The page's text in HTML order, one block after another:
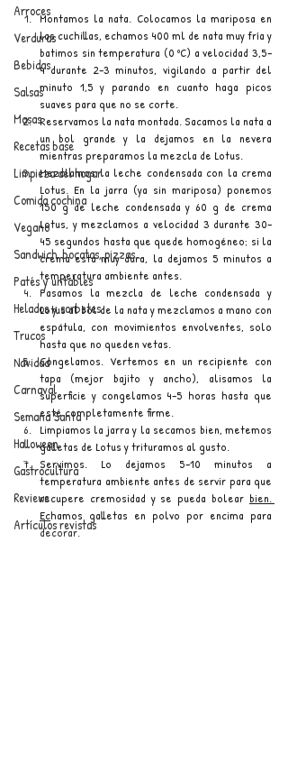
Arroces
Verduras
Bebidas
Salsas
Masas
Recetas base
Limpieza del hogar
Comida cochina
Vegano
Sandwich, bocatas, pizzas...
Patés y untables
Helados y sorbetes
Trucos
Navidad
Carnaval
Semana Santa
Halloween
Gastrocultura
Reviews
Artículos revistas
Montamos la nata. Colocamos la mariposa en
las cuchillas, echamos 400 ml de nata muy fría y
batimos sin temperatura (0 ºC) a velocidad 3,5–
4 durante 2–3 minutos, vigilando a partir del
minuto 1,5 y parando en cuanto haga picos
suaves para que no se corte.
Reservamos la nata montada. Sacamos la nata a
un bol grande y la dejamos en la nevera
mientras preparamos la mezcla de Lotus.
Mezclamos la leche condensada con la crema
Lotus. En la jarra (ya sin mariposa) ponemos
150 g de leche condensada y 60 g de crema
Lotus, y mezclamos a velocidad 3 durante 30–
45 segundos hasta que quede homogéneo; si la
crema está muy dura, la dejamos 5 minutos a
temperatura ambiente antes.
Pasamos la mezcla de leche condensada y
Lotus al bol de la nata y mezclamos a mano con
espátula, con movimientos envolventes, solo
hasta que no queden vetas.
Congelamos. Vertemos en un recipiente con
tapa (mejor bajito y ancho), alisamos la
superficie y congelamos 4–5 horas hasta que
esté completamente firme.
Limpiamos la jarra y la secamos bien, metemos
galletas de Lotus y trituramos al gusto.
Servimos. Lo dejamos 5–10 minutos a
temperatura ambiente antes de servir para que
recupere cremosidad y se pueda bolear bien.
Ec
decorar.